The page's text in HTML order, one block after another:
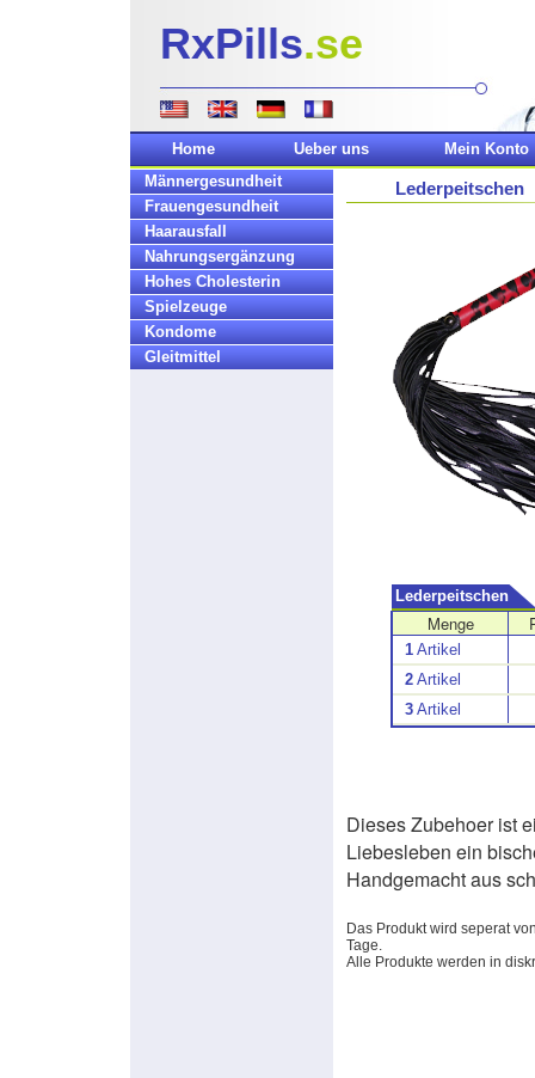
RxPills.se
Home Ueber uns
Mein Konto
Männergesundheit
Frauengesundheit
Haarausfall
Nahrungsergänzung
Hohes Cholesterin
Spielzeuge
Kondome
Gleitmittel
Lederpeitschen
Lederpeitschen
Menge
1 Artikel
2 Artikel
3 Artikel
Dieses Zubehoer ist
Liebesleben ein
Handgemacht aus
Das Produkt wird seperat
Tage.
Alle Produkte werden in